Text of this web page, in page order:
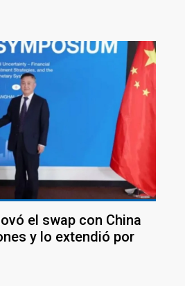
el swap con China
y lo extendió por